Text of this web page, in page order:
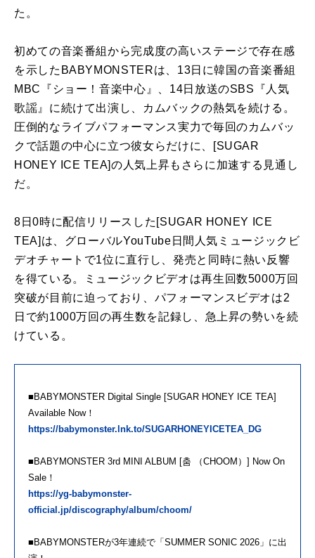
た。
初めての音楽番組から完成度の高いステージで存在感
を示したBABYMONSTERは、13日に韓国の音楽番組
MBC『ショー！音楽中心』、14日放送のSBS『人気
歌謡』に続けて出演し、カムバックの熱気を続ける。
圧倒的なライブパフォーマンス実力で毎回のカムバッ
クで話題の中心に立つ彼女らだけに、[SUGAR
HONEY ICE TEA]の人気上昇もさらに加速する見通し
だ。
8日0時に配信リリースした[SUGAR HONEY ICE
TEA]は、グローバルYouTube日間人気ミュージックビ
デオチャートで1位に直行し、発売と同時に熱い反響
を得ている。ミュージックビデオは再生回数5000万回
突破が目前に迫っており、パフォーマンスビデオは2
日で約1000万回の再生数を記録し、急上昇の勢いを続
けている。
■BABYMONSTER Digital Single [SUGAR HONEY ICE TEA]
Available Now！
https://babymonster.lnk.to/SUGARHONEYICETEA_DG
■BABYMONSTER 3rd MINI ALBUM [춤 （CHOOM）] Now On
Sale！
https://yg-babymonster-
official.jp/discography/album/choom/
■BABYMONSTERが3年連続で「SUMMER SONIC 2026」に出